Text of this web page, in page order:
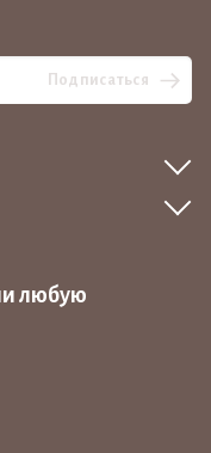
Подписаться
любую